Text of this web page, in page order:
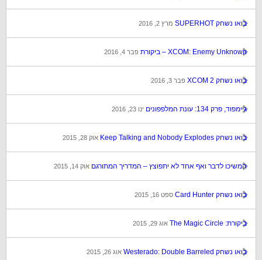
בואו נשחק SUPERHOT מרץ 2, 2016
XCOM: Enemy Unknown – ביקורת פבר 4, 2016
בואו נשחק XCOM 2 פבר 3, 2016
גיימפוד, פרק 134: עונת המלפפונים ינו 23, 2016
בואו נשחק Keep Talking and Nobody Explodes אוק 28, 2015
המשיכו לדבר ואף אחד לא יתפוצץ – המדריך המתורגם אוק 14, 2015
בואו נשחק Card Hunter ספט 16, 2015
ביקורת: The Magic Circle אוג 29, 2015
בואו נשחק Westerado: Double Barreled אוג 26, 2015